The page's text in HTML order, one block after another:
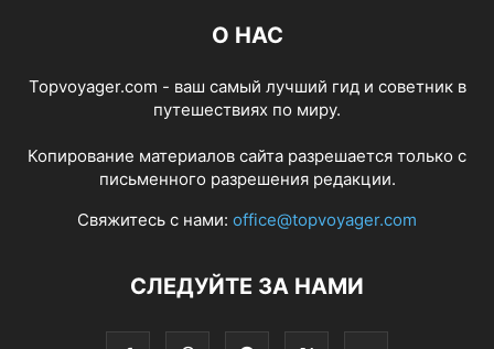
О НАС
Topvoyager.com - ваш самый лучший гид и советник в
путешествиях по миру.
Копирование материалов сайта разрешается только с
письменного разрешения редакции.
Свяжитесь с нами: office@topvoyager.com
СЛЕДУЙТЕ ЗА НАМИ